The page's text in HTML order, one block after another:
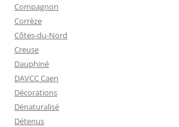
Compagnon
Corrèze
Côtes-du-Nord
Creuse
Dauphiné
DAVCC Caen
Décorations
Dénaturalisé
Détenus